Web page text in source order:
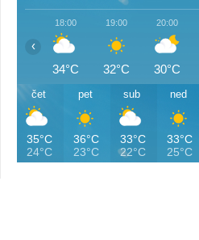
18:00
34°C
19:00
32°C
20:00
30°C
‹
čet
35°C
24°C
pet
36°C
23°C
sub
33°C
22°C
ned
33°C
25°C